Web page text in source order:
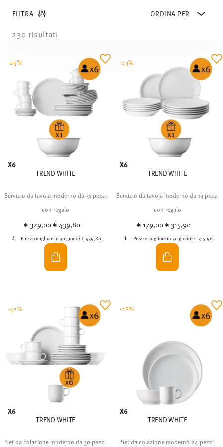
FILTRA
230 risultati
X6
TREND WHITE
Servizio da tavola moderno da 31 pezzi
con regalo
€ 329,00Price reduced from
€ 439,80
Prezzo migliore in 30 giorni:€ 439,80
-25%
X6
TREND WHITE
Servizio da tavola moderno da 13 pezzi
con regalo
€ 179,00Price reduced from
€ 315,90
Prezzo migliore in 30 giorni: € 315,90
-43%
X6
TREND WHITE
Set da colazione moderno da 30 pezzi
-42%
X6
TREND WHITE
Set da colazione moderno 24 pezzi
-28%